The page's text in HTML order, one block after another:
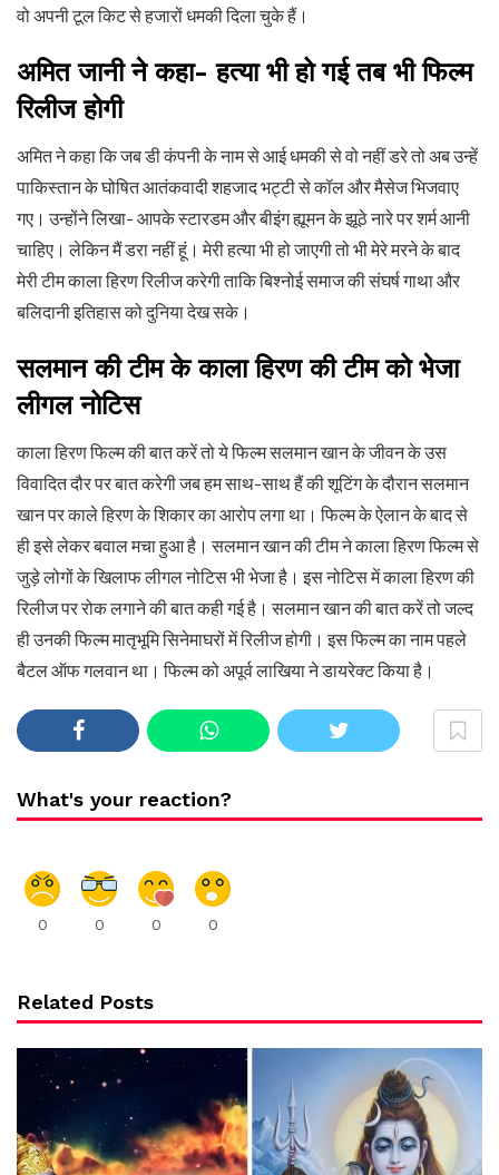
वो अपनी टूल किट से हजारों धमकी दिला चुके हैं।
अमित जानी ने कहा- हत्या भी हो गई तब भी फिल्म
रिलीज होगी
अमित ने कहा कि जब डी कंपनी के नाम से आई धमकी से वो नहीं डरे तो अब उन्हें
पाकिस्तान के घोषित आतंकवादी शहजाद भट्टी से कॉल और मैसेज भिजवाए
गए। उन्होंने लिखा- आपके स्टारडम और बीइंग ह्यूमन के झूठे नारे पर शर्म आनी
चाहिए। लेकिन मैं डरा नहीं हूं। मेरी हत्या भी हो जाएगी तो भी मेरे मरने के बाद
मेरी टीम काला हिरण रिलीज करेगी ताकि बिश्नोई समाज की संघर्ष गाथा और
बलिदानी इतिहास को दुनिया देख सके।
सलमान की टीम के काला हिरण की टीम को भेजा
लीगल नोटिस
काला हिरण फिल्म की बात करें तो ये फिल्म सलमान खान के जीवन के उस
विवादित दौर पर बात करेगी जब हम साथ-साथ हैं की शूटिंग के दौरान सलमान
खान पर काले हिरण के शिकार का आरोप लगा था। फिल्म के ऐलान के बाद से
ही इसे लेकर बवाल मचा हुआ है। सलमान खान की टीम ने काला हिरण फिल्म से
जुड़े लोगों के खिलाफ लीगल नोटिस भी भेजा है। इस नोटिस में काला हिरण की
रिलीज पर रोक लगाने की बात कही गई है। सलमान खान की बात करें तो जल्द
ही उनकी फिल्म मातृभूमि सिनेमाघरों में रिलीज होगी। इस फिल्म का नाम पहले
बैटल ऑफ गलवान था। फिल्म को अपूर्व लाखिया ने डायरेक्ट किया है।
What's your reaction?
0 0 0 0
Related Posts